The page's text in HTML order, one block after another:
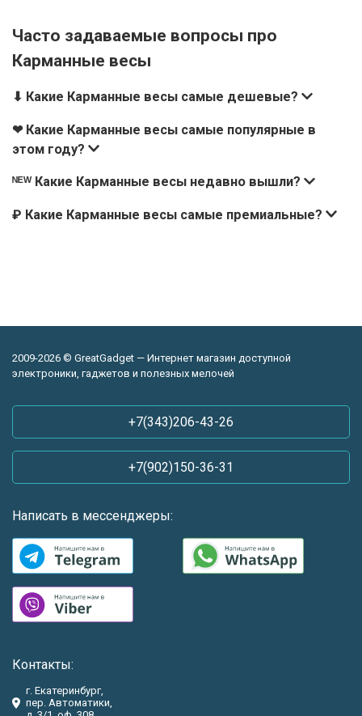
Часто задаваемые вопросы про
Карманные весы
⬇ Какие Карманные весы самые дешевые?
❤ Какие Карманные весы самые популярные в
этом году?
ᴺᴱᵂ Какие Карманные весы недавно вышли?
₽ Какие Карманные весы самые премиальные?
2009-2026 © GreatGadget — Интернет магазин доступной
электроники, гаджетов и полезных мелочей
+7(343)206-43-26
+7(902)150-36-31
Написать в мессенджеры:
Контакты:
г. Екатеринбург,
пер. Автоматики,